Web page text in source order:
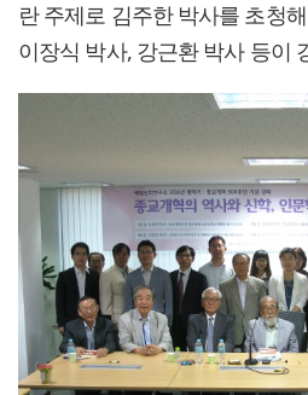
란 주제로 김주한 박사를 초청
이장식 박사, 강근환 박사 등이